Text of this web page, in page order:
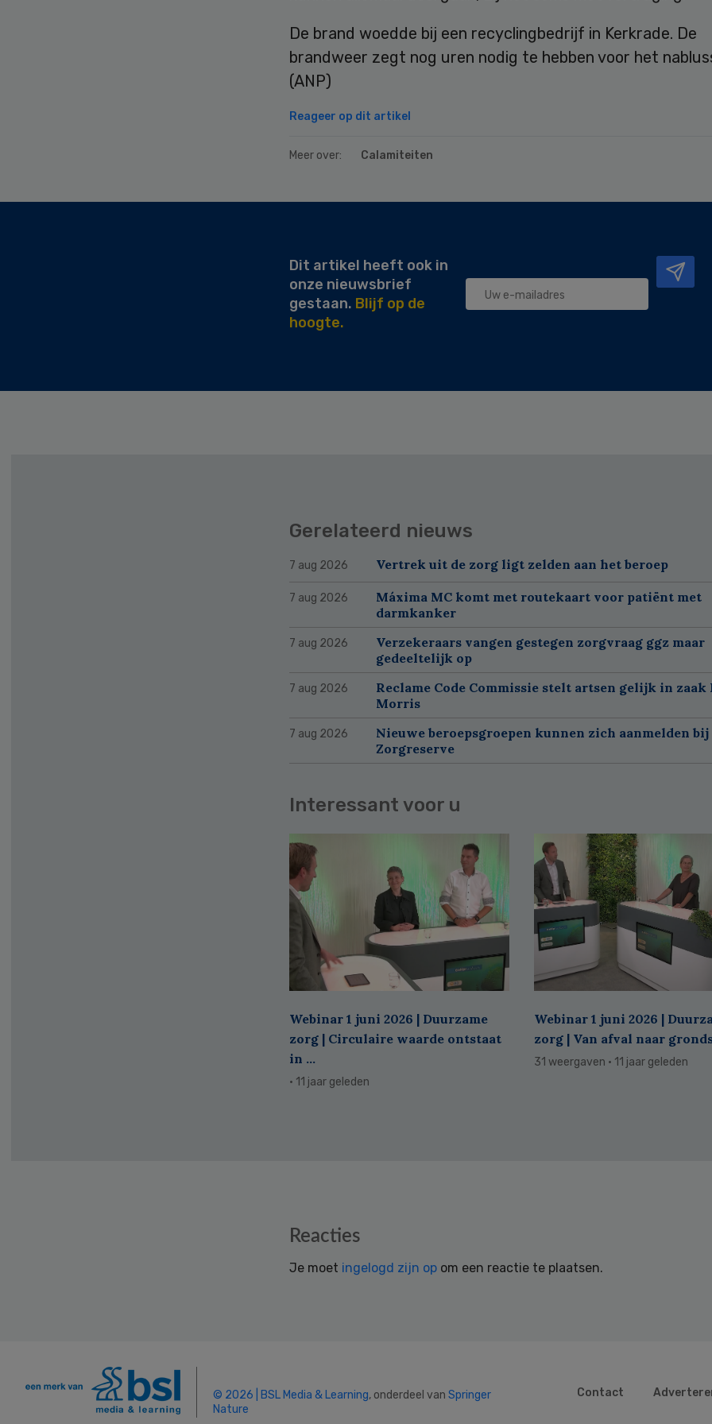
De brand woedde bij een recyclingbedrijf in Kerkrade. De
brandweer zegt nog uren nodig te hebben voor het
(ANP)
Reageer op dit artikel
Meer over: Calamiteiten
Dit artikel heeft ook in
onze nieuwsbrief
gestaan. Blijf op de
hoogte.
Gerelateerd nieuws
7 aug 2026 Vertrek uit de zorg ligt zelden aan het beroep
7 aug 2026
Máxima MC komt met routekaart voor patiënt met
darmkanker
7 aug 2026
Verzekeraars vangen gestegen zorgvraag ggz maar
gedeeltelijk op
7 aug 2026
Reclame Code Commissie stelt artsen gelijk in
Morris
7 aug 2026
Nieuwe beroepsgroepen kunnen zich aanmelden
Zorgreserve
Interessant voor u
Webinar 1 juni 2026 | Duurzame
zorg | Circulaire waarde ontstaat
in ...
· 11 jaar geleden
Webinar 1 juni 2026 |
zorg | Van afval naar
31 weergaven · 11 jaar geleden
Reacties
Je moet ingelogd zijn op om een reactie te plaatsen.
© 2026 | BSL Media & Learning, onderdeel van Springer
Nature
Contact